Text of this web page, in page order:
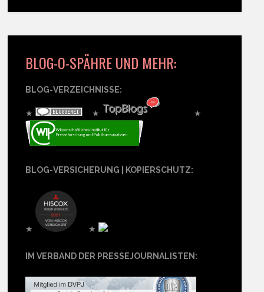
BLOG-O-SPÄHRE UND MEHR:
BLOG-VERZEICHNISSE:
★ ★ ★
BLOG-VERSICHERUNG | KOPIERSCHUTZ:
★ ★
IM VERBAND DER PRESSEJOURNALISTEN: